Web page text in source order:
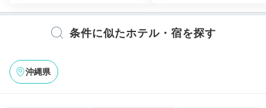
条件に似たホテル・宿を探す
沖縄県